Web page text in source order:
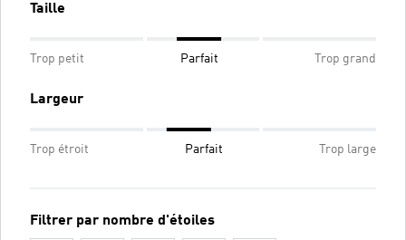
Taille
Trop petit Parfait Trop grand
Largeur
Trop étroit Parfait Trop large
Filtrer par nombre d'étoiles